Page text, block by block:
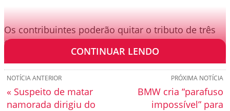
Os contribuintes poderão quitar o tributo de três
formas:
CONTINUAR LENDO
PRÓXIMA NOTÍCIA
BMW cria “parafuso
impossível” para
NOTÍCIA ANTERIOR
« Suspeito de matar
namorada dirigiu do